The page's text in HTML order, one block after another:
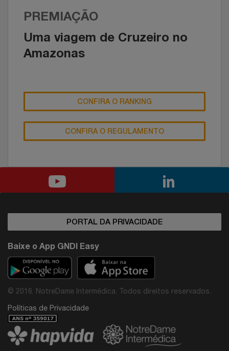
PREMIAÇÃO
Uma viagem de Cruzeiro no
Amazonas
CONFIRA O RANKING
CONFIRA O REGULAMENTO
PORTAL DA PRIVACIDADE
Baixe o App GNDI Easy
© 2016. NotreDame Intermédica. Todos direitos reservados.
Políticas de Privacidade